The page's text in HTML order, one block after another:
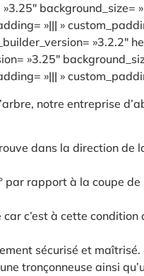
background_size=
»||| »
»3.25″
»||| »
notre entreprise
dans la direction de
par rapport à la coupe de
c’est à cette condition
sécurisé et maîtrisé.
tronçonneuse ainsi